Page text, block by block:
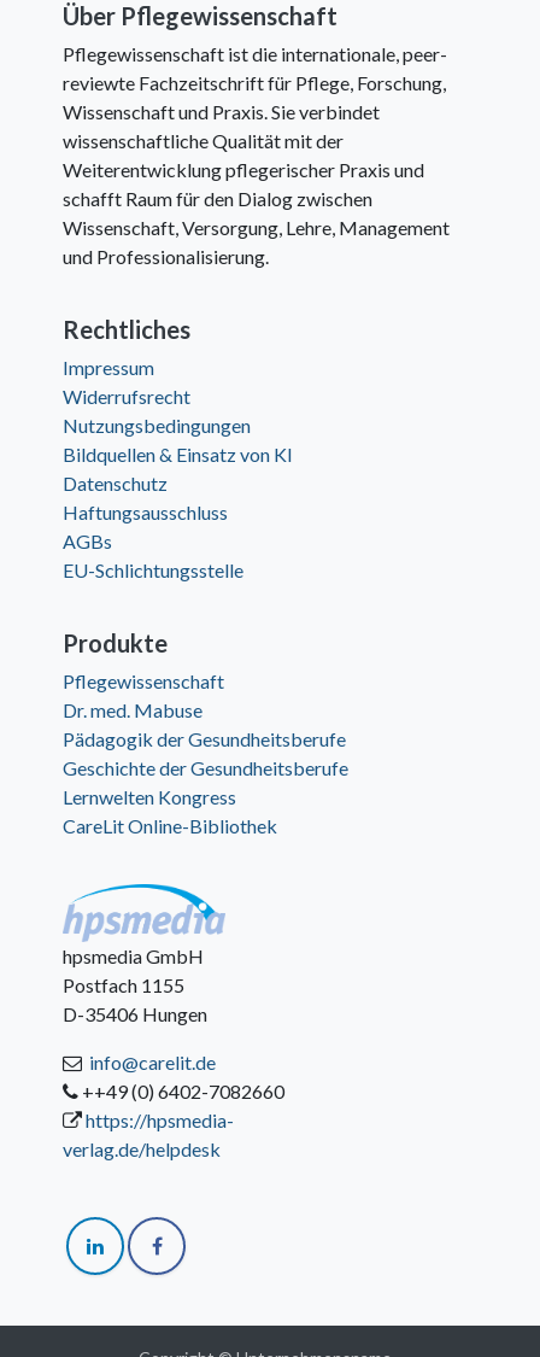
Über Pflegewissenschaft
Pflegewissenschaft ist die internationale, peer-
reviewte Fachzeitschrift für Pflege, Forschung,
Wissenschaft und Praxis. Sie verbindet
wissenschaftliche Qualität mit der
Weiterentwicklung pflegerischer Praxis und
schafft Raum für den Dialog zwischen
Wissenschaft, Versorgung, Lehre, Management
und Professionalisierung.
Rechtliches
Impressum
Widerrufsrecht
Nutzungsbedingungen
Bildquellen & Einsatz von KI
Datenschutz
Haftungsausschluss
AGBs
EU-Schlichtungsstelle
Produkte
Pflegewissenschaft
Dr. med. Mabuse
Pädagogik der Gesundheitsberufe
Geschichte der Gesundheitsberufe
Lernwelten Kongress
CareLit Online-Bibliothek
hpsmedia GmbH
Postfach 1155
D-35406 Hungen
info@carelit.de
++49 (0) 6402-7082660
https://hpsmedia-
verlag.de/helpdesk